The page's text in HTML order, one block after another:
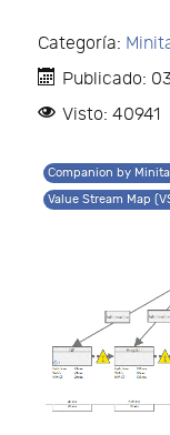
Categoría:
Publicado:
Visto: 40941
Companion by
Value Stream Map